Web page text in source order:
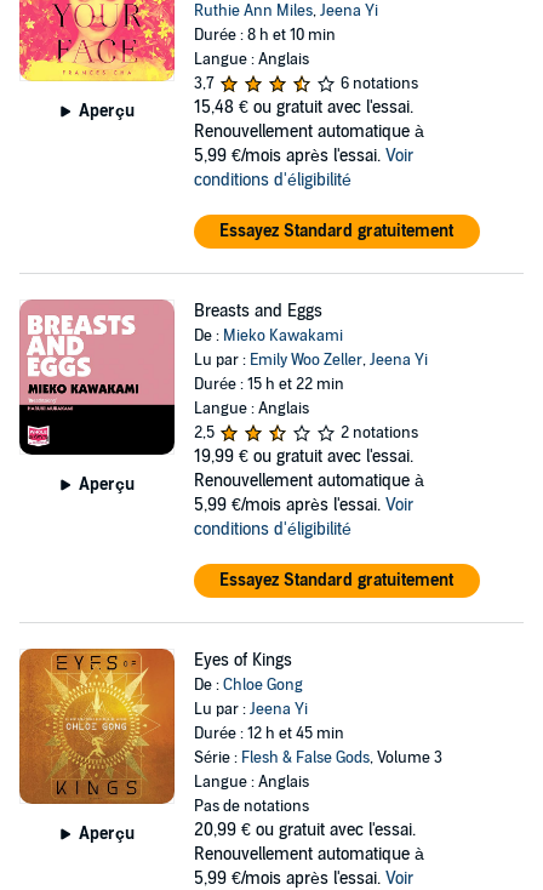
Aperçu
Ruthie Ann Miles,Jeena Yi
Durée : 8 h et 10 min
Langue : Anglais
3,7
6 notations
15,48 € ou gratuit avec l'essai.
Renouvellement automatique à
5,99 €/mois après l'essai. Voir
conditions d'éligibilité
Essayez Standard gratuitement
Aperçu
Breasts and Eggs
De : Mieko Kawakami
Lu par : Emily Woo Zeller,Jeena Yi
Durée : 15 h et 22 min
Langue : Anglais
2,5
2 notations
19,99 € ou gratuit avec l'essai.
Renouvellement automatique à
5,99 €/mois après l'essai. Voir
conditions d'éligibilité
Essayez Standard gratuitement
Aperçu
Eyes of Kings
De :Chloe Gong
Lu par :Jeena Yi
Durée : 12 h et 45 min
Série : Flesh & False Gods, Volume 3
Langue : Anglais
Pas de notations
20,99 € ou gratuit avec l'essai.
Renouvellement automatique à
5,99 €/mois après l'essai. Voir